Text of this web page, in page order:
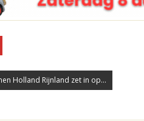
Holland Rijnland zet in op...